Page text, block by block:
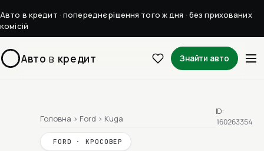
Авто в кредит · попереднє рішення того ж дня · без прихованих
комісій
Авто в кредит Знайти авто
Головна › Ford › Kuga
FORD · КРОСОВЕР
ID:
160263354